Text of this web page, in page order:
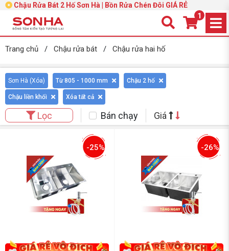
Chậu Rửa Bát 2 Hố Sơn Hà | Bồn Rửa Chén Đôi GIÁ RẺ
1
Trang chủ / Chậu rửa bát / Chậu rửa hai hố
Sơn Hà (Xóa) Từ 805 - 1000 mm Chậu 2 hố
Chậu liền khối Xóa tất cả
Lọc Bán chạy Giá
-25% -26%